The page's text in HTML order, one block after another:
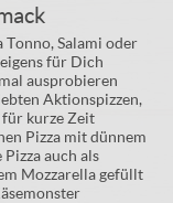
Tonno, Salami oder
für Dich
ausprobieren
Aktionspizzen,
für kurze Zeit
Pizza mit dünnem
auch als
Mozzarella gefüllt